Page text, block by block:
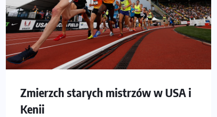
Zmierzch starych mistrzów w USA i
Kenii